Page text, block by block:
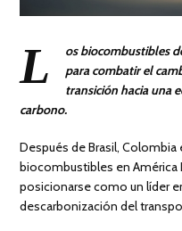
L
os biocombustibles
para combatir el
transición hacia una
carbono.
Después de Brasil,
biocombustibles en América
posicionarse como un líder
descarbonización del